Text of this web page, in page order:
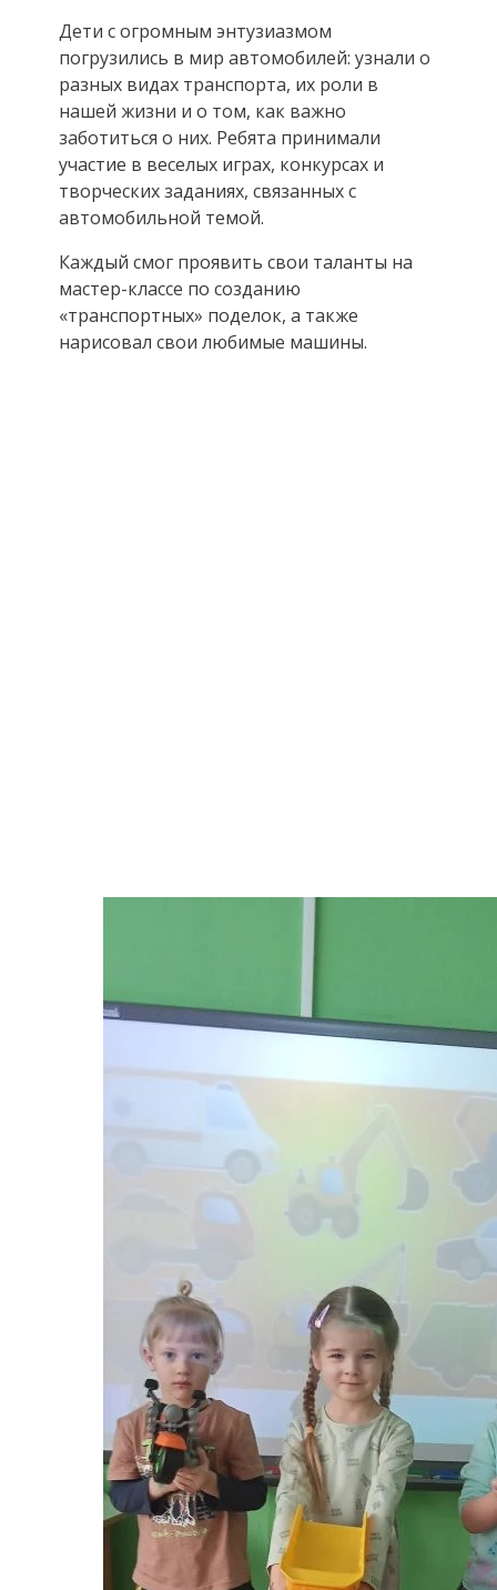
Дети с огромным энтузиазмом
погрузились в мир автомобилей: узнали о
разных видах транспорта, их роли в
нашей жизни и о том, как важно
заботиться о них. Ребята принимали
участие в веселых играх, конкурсах и
творческих заданиях, связанных с
автомобильной темой.
Каждый смог проявить свои таланты на
мастер-классе по созданию
«транспортных» поделок, а также
нарисовал свои любимые машины.